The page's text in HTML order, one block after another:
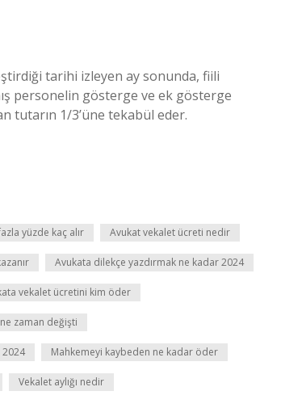
tarihi izleyen ay sonunda, fiili
personelin gösterge ve ek gösterge
tutarın 1/3’üne tekabül eder.
yüzde kaç alır Avukat vekalet ücreti nedir
Avukata dilekçe yazdırmak ne kadar 2024
vekalet ücretini kim öder
zaman değişti
2024 Mahkemeyi kaybeden ne kadar öder
Vekalet aylığı nedir